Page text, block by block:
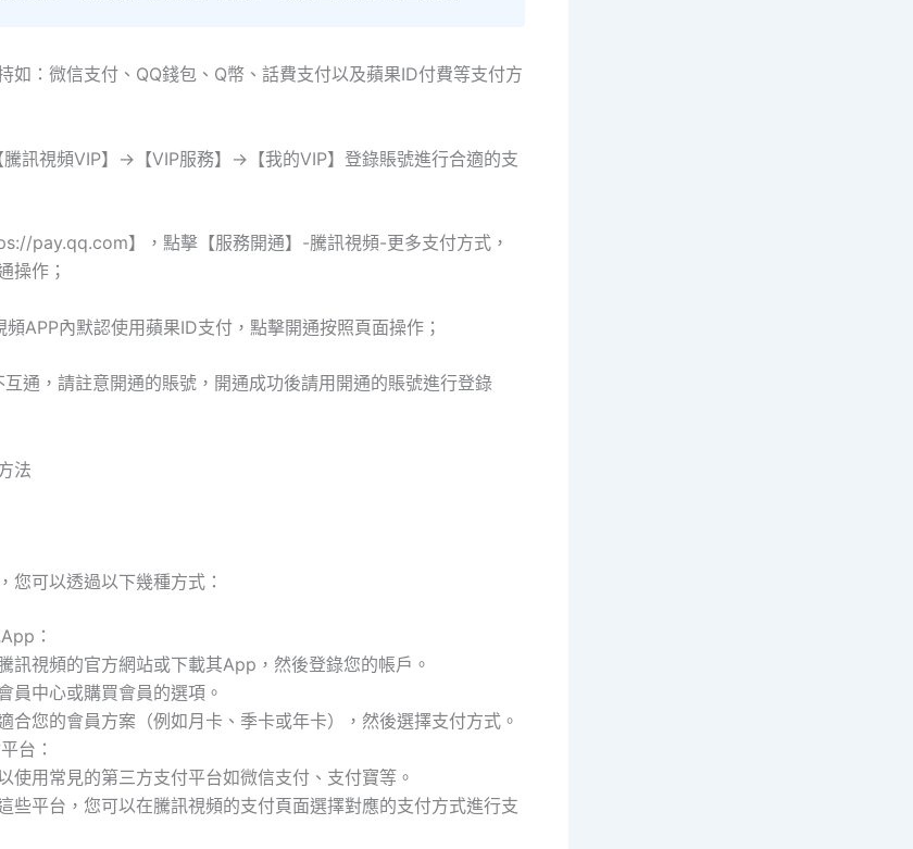
如：微信支付、QQ錢包、Q幣、話費支付以及蘋果ID付費等支付方
訊視頻VIP】->【VIP服務】->【我的VIP】登錄賬號進行合適的支
pay.qq.com】，點擊【服務開通】-騰訊視頻-更多支付方式，
操作；
APP內默認使用蘋果ID支付，點擊開通按照頁面操作；
通，請註意開通的賬號，開通成功後請用開通的賬號進行登錄
您可以透過以下幾種方式：
：
訊視頻的官方網站或下載其App，然後登錄您的帳戶。
員中心或購買會員的選項。
合您的會員方案（例如月卡、季卡或年卡），然後選擇支付方式。
台 ：
使用常見的第三方支付平台如微信支付、支付寶等。
些平台，您可以在騰訊視頻的支付頁面選擇對應的支付方式進行支